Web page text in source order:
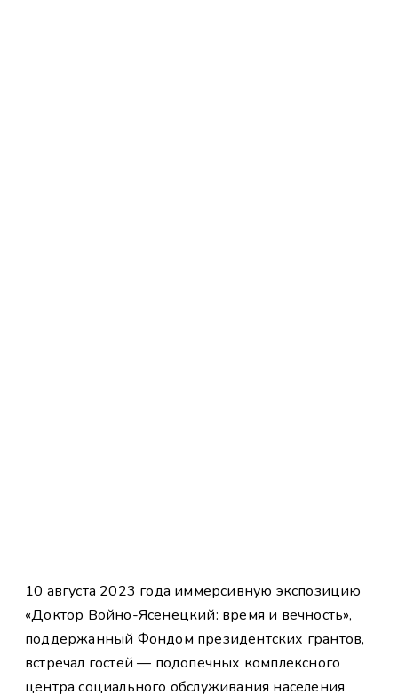
10 августа 2023 года иммерсивную экспозицию
«Доктор Войно-Ясенецкий: время и вечность»,
поддержанный Фондом президентских грантов,
встречал гостей — подопечных комплексного
центра социального обслуживания населения